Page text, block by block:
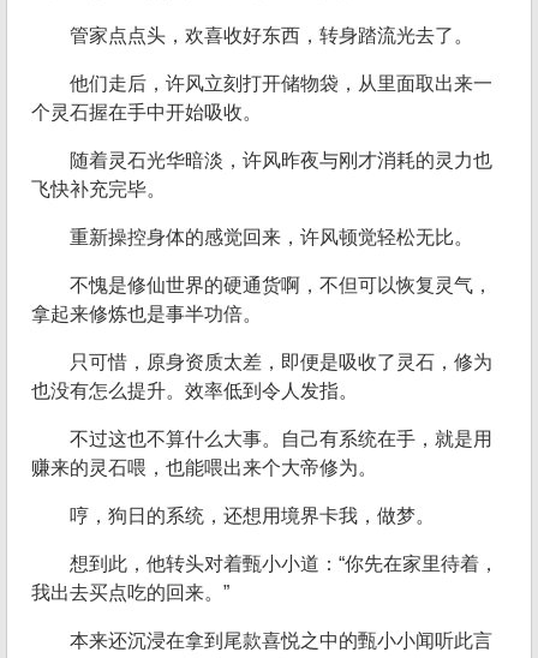
管家点点头，欢喜收好东西，转身踏流光去了。
他们走后，许风立刻打开储物袋，从里面取出来一
个灵石握在手中开始吸收。
随着灵石光华暗淡，许风昨夜与刚才消耗的灵力也
飞快补充完毕。
重新操控身体的感觉回来，许风顿觉轻松无比。
不愧是修仙世界的硬通货啊，不但可以恢复灵气，
拿起来修炼也是事半功倍。
只可惜，原身资质太差，即便是吸收了灵石，修为
也没有怎么提升。效率低到令人发指。
不过这也不算什么大事。自己有系统在手，就是用
赚来的灵石喂，也能喂出来个大帝修为。
哼，狗日的系统，还想用境界卡我，做梦。
想到此，他转头对着甄小小道：“你先在家里待着，
我出去买点吃的回来。”
本来还沉浸在拿到尾款喜悦之中的甄小小闻听此言